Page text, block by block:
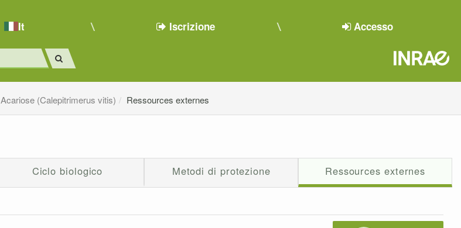
It Iscrizione Accesso
Acariose (Calepitrimerus vitis) Ressources externes
Ciclo biologico Metodi di protezione Ressources externes